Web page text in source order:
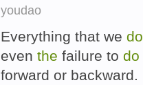
youdao
Everything that we do
even the failure to do
forward or backward.